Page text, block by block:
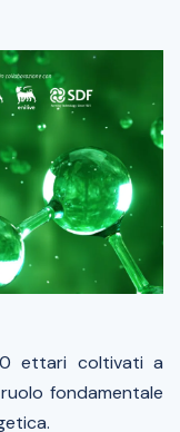
ettari coltivati a
fondamentale